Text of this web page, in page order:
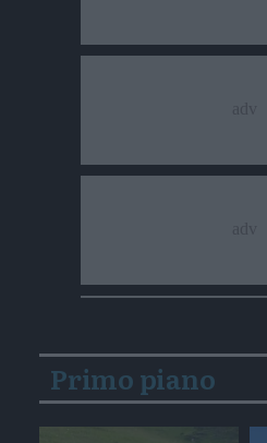
Primo piano